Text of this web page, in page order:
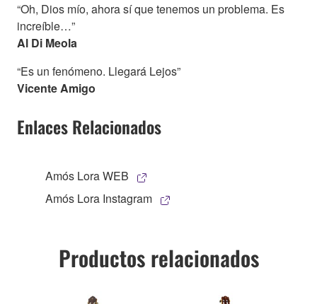
“Oh, Dios mío, ahora sí que tenemos un problema. Es
increíble…”
Al Di Meola
“Es un fenómeno. Llegará Lejos”
Vicente Amigo
Enlaces Relacionados
Amós Lora WEB
Amós Lora Instagram
Productos relacionados